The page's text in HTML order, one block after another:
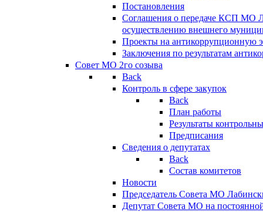
Постановления
Соглашения о передаче КСП МО
осуществлению внешнего
Проекты на антикоррупционную
Заключения по результатам
Совет МО 2го созыва
Back
Контроль в сфере закупок
Back
План работы
Результаты
Предписания
Сведения о депутатах
Back
Состав комитетов
Новости
Председатель Совета МО
Депутат Совета МО на